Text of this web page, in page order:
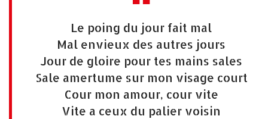
Le poing du jour fait mal
Mal envieux des autres jours
Jour de gloire pour tes mains sales
Sale amertume sur mon visage court
Cour mon amour, cour vite
Vite a ceux du palier voisin